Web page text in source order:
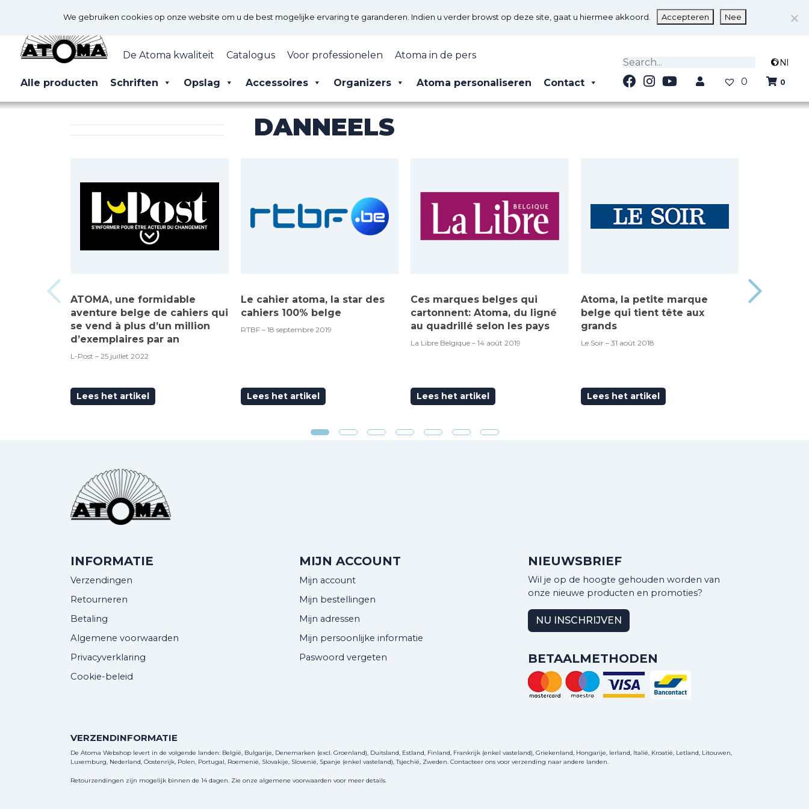
De Atoma kwaliteit Catalogus Voor professionelen Atoma in de pers
Alle producten Schriften Opslag Accessoires Organizers Atoma personaliseren Contact
Nl
0 0
DANNEELS
ATOMA, une formidable
aventure belge de cahiers qui
se vend à plus d’un million
d’exemplaires par an
L-Post – 25 juillet 2022
Lees het artikel
Le cahier atoma, la star des
cahiers 100% belge
RTBF – 18 septembre 2019
Lees het artikel
Ces marques belges qui
cartonnent: Atoma, du ligné
au quadrillé selon les pays
La Libre Belgique – 14 août 2019
Lees het artikel
Atoma, la petite marque
belge qui tient tête aux
grands
Le Soir – 31 août 2018
Lees het artikel
Made in
INFORMATIE
Verzendingen
Retourneren
Betaling
Algemene voorwaarden
Privacyverklaring
Cookie-beleid
MIJN ACCOUNT
Mijn account
Mijn bestellingen
Mijn adressen
Mijn persoonlijke informatie
Paswoord vergeten
NIEUWSBRIEF
Wil je op de hoogte gehouden worden van
onze nieuwe producten en promoties?
NU INSCHRIJVEN
BETAALMETHODEN
VERZENDINFORMATIE
De Atoma Webshop levert in de volgende landen: België, Bulgarije, Denemarken (excl. Groenland), Duitsland, Estland, Finland, Frankrijk (enkel vasteland), Griekenland, Hongarije, Ierland, Italië, Kroatië, Letland, Litouwen,
Luxemburg, Nederland, Oostenrijk, Polen, Portugal, Roemenië, Slovakije, Slovenië, Spanje (enkel vasteland), Tsjechië, Zweden. Contacteer ons voor verzending naar andere landen.
Retourzendingen zijn mogelijk binnen de 14 dagen. Zie onze algemene voorwaarden voor meer details.
We gebruiken cookies op onze website om u de best mogelijke ervaring te garanderen. Indien u verder browst op deze site, gaat u hiermee akkoord. Accepteren Nee